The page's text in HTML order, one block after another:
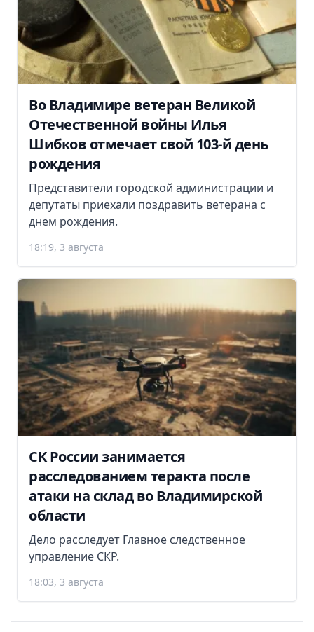
Во Владимире ветеран Великой
Отечественной войны Илья
Шибков отмечает свой 103-й день
рождения
Представители городской администрации и
депутаты приехали поздравить ветерана с
днем рождения.
18:19, 3 августа
СК России занимается
расследованием теракта после
атаки на склад во Владимирской
области
Дело расследует Главное следственное
управление СКР.
18:03, 3 августа